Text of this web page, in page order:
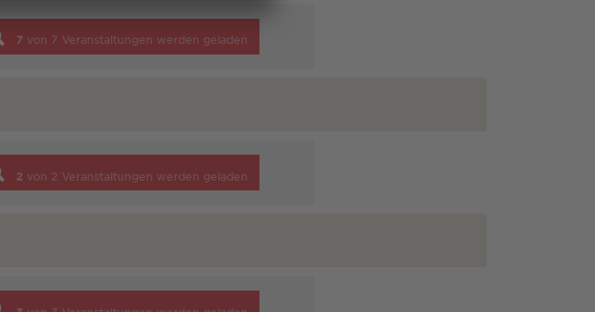
7 von 7 Veranstaltungen werden geladen
2 von 2 Veranstaltungen werden geladen